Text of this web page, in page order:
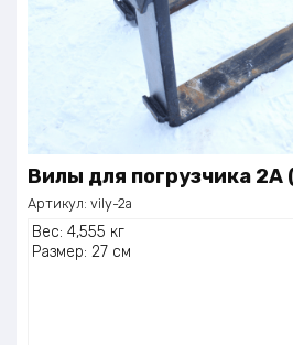
Вилы для погрузчика 2А
Артикул: vily-2a
Вес: 4,555 кг
Размер: 27 см